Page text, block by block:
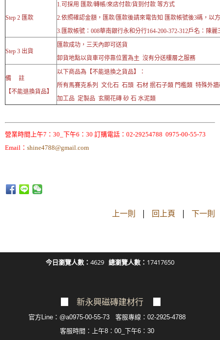
Step 2 匯款
1.可採用 匯款/轉帳/來店付款/貨到付款 等方式
2.依照確認金額，匯款/匯款後請來電告知 匯款帳號後3碼，以
3.匯款帳號：008華南銀行永和分行164-200-372-312戶名：陳麗
Step 3 出貨
匯款成功，三天內即可送貨
卸貨地點以貨車可停靠位置為主 沒有分送樓層之服務
備 註
【不能退換貨品】
以下商品為【不能退換之貨品】：
所有馬賽克系列 文化石 石頭 石材 抿石子類 門檻類 特殊外
加工品 定製品 玄關花磚 砂 石 水泥類
營業時間上午7：30_下午6：30 訂購電話：02-29254788 0975-00-55-73
Email： shine4788@gmail.com
上一則 | 回上頁 | 下一則
今日瀏覽人數： 4629 總瀏覽人數： 17417650
新永興磁磚建材行
官方Line：@a0975-00-55-73 客服專線：02-2925-4788
客服時間：上午8：00_下午6：30